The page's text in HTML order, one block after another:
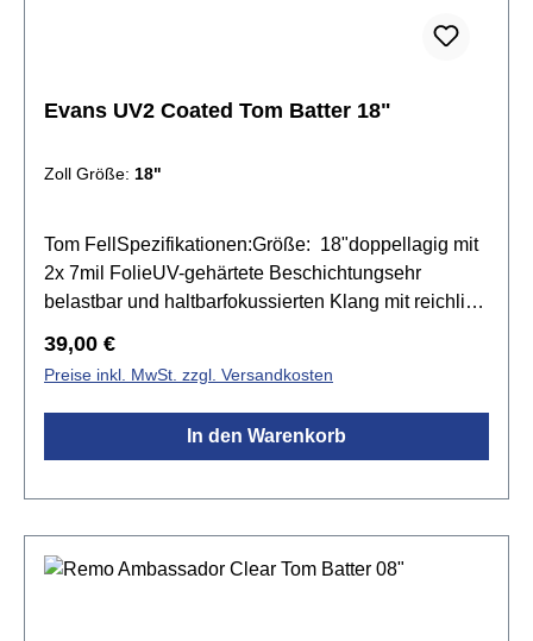
Evans UV2 Coated Tom Batter 18"
Zoll Größe: 18"
Tom FellSpezifikationen:Größe: 18"doppellagig mit
2x 7mil FolieUV-gehärtete Beschichtungsehr
belastbar und haltbarfokussierten Klang mit reichlich
Technologie
Regulärer Preis:
39,00 €
Preise inkl. MwSt. zzgl. Versandkosten
In den Warenkorb